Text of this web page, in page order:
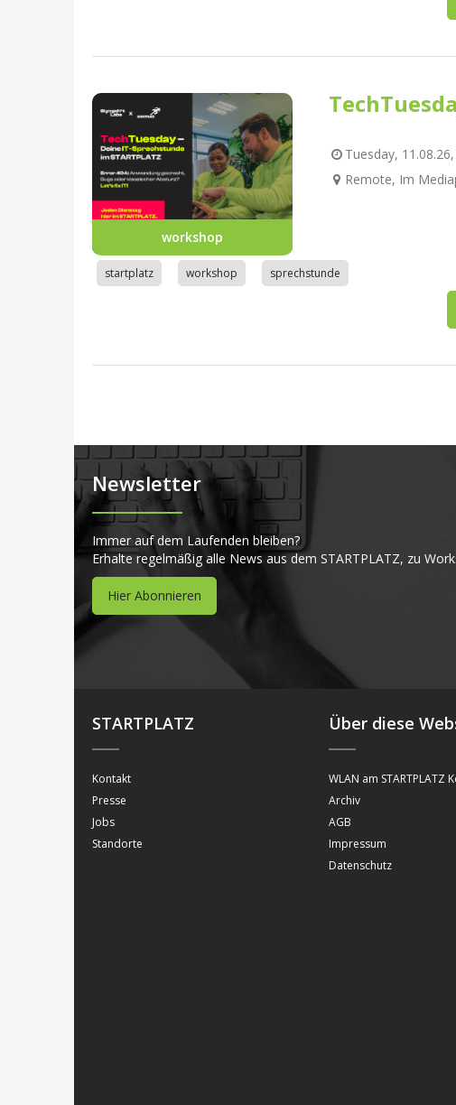
workshop
Tuesday,
Remote, Im
startplatz workshop sprechstunde
Newsletter
Immer auf dem Laufenden bleiben?
Erhalte regelmäßig alle News aus dem STARTPLATZ, zu
Hier Abonnieren
STARTPLATZ
Kontakt
Presse
Jobs
Standorte
Über diese
WLAN am STARTPLATZ
Archiv
AGB
Impressum
Datenschutz